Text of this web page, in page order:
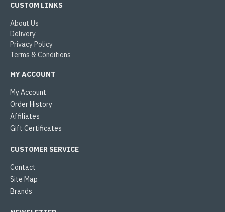
CUSTOM LINKS
About Us
Delivery
Privacy Policy
Terms & Conditions
MY ACCOUNT
My Account
Order History
Affiliates
Gift Certificates
CUSTOMER SERVICE
Contact
Site Map
Brands